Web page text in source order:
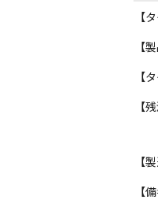
【
【
【
【
【
【